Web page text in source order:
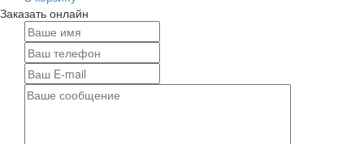
Заказать онлайн